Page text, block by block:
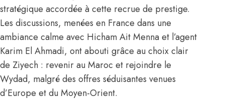
stratégique accordée à cette recrue de prestige.
Les discussions, menées en France dans une
ambiance calme avec Hicham Ait Menna et l’agent
Karim El Ahmadi, ont abouti grâce au choix clair
de Ziyech : revenir au Maroc et rejoindre le
Wydad, malgré des offres séduisantes venues
d’Europe et du Moyen-Orient.